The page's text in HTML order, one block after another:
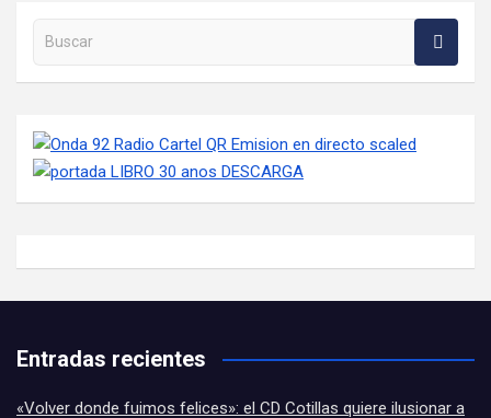
Buscar en la web
Entradas recientes
«Volver donde fuimos felices»: el CD Cotillas quiere ilusionar a